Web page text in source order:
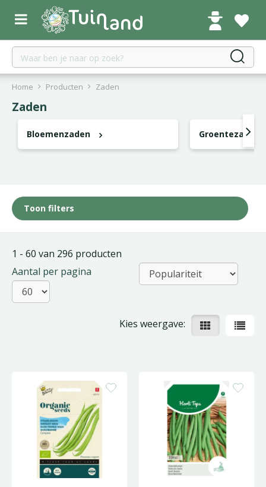
r
Home Producten Zaden
Zaden
Bloemenzaden Groentezaden
Toon filters
1 - 60 van 296 producten
Aantal per pagina
Kies weergave: